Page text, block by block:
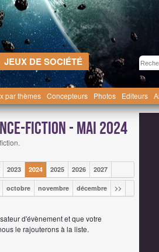
JEUX DE SOCIÉTÉ
par thèmes Concepteurs Photos Editeurs
fiction - mai 2024
2023 2024 2025 2026 2027
octobre novembre décembre >>
d'évènement et que votre
le rajouterons à la liste.